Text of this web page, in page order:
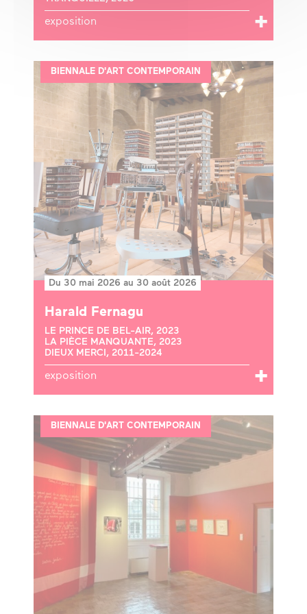
exposition
BIENNALE D'ART CONTEMPORAIN
Du 30 mai 2026 au 30 août 2026
Harald Fernagu
LE PRINCE DE BEL-AIR, 2023
LA PIÈCE MANQUANTE, 2023
DIEUX MERCI, 2011-2024
exposition
BIENNALE D'ART CONTEMPORAIN